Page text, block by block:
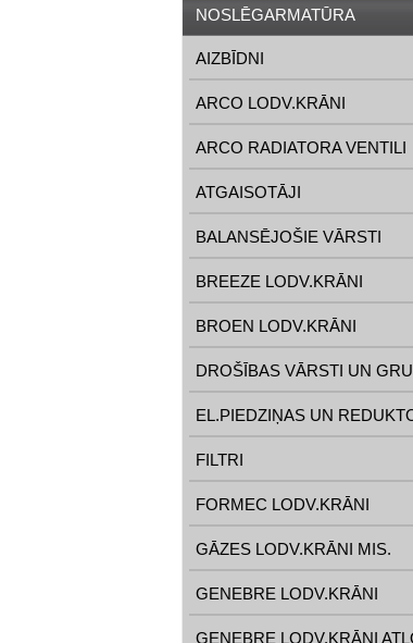
NOSLĒGARMATŪRA
AIZBĪDNI
ARCO LODV.KRĀNI
ARCO RADIATORA VENTILI
ATGAISOTĀJI
BALANSĒJOŠIE VĀRSTI
BREEZE LODV.KRĀNI
BROEN LODV.KRĀNI
DROŠĪBAS VĀRSTI UN
EL.PIEDZIŅAS UN
FILTRI
FORMEC LODV.KRĀNI
GĀZES LODV.KRĀNI MIS.
GENEBRE LODV.KRĀNI
GENEBRE LODV.KRĀNI